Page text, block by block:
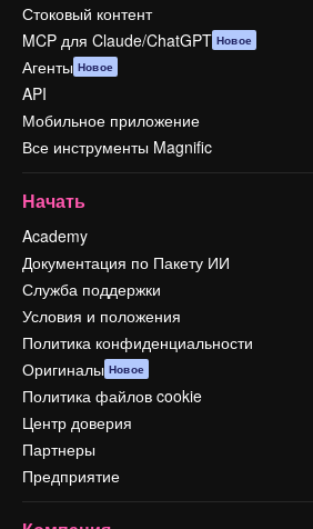
Стоковый контент
MCP для Claude/ChatGPT Новое
Агенты Новое
API
Мобильное приложение
Все инструменты Magnific
Начать
Academy
Документация по Пакету ИИ
Служба поддержки
Условия и положения
Политика конфиденциальности
Оригиналы Новое
Политика файлов cookie
Центр доверия
Партнеры
Предприятие